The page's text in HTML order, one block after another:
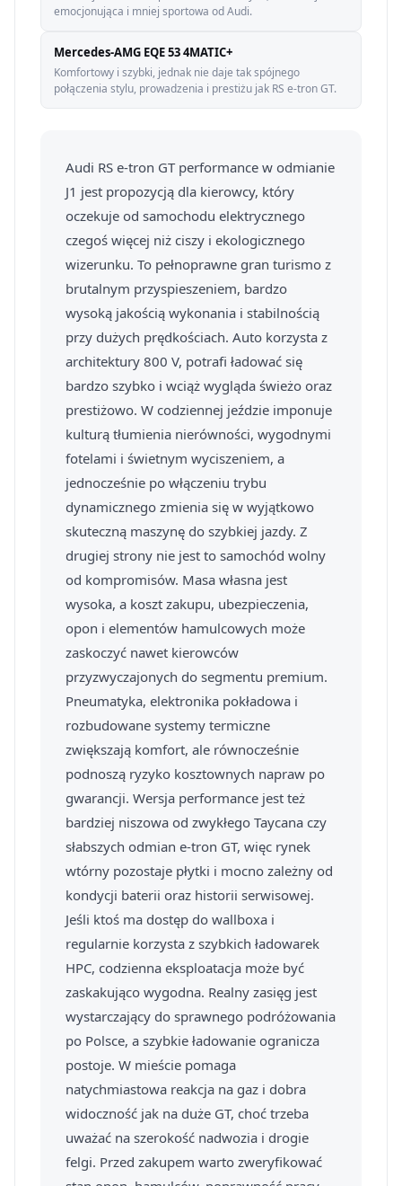
emocjonująca i mniej sportowa od Audi.
Mercedes-AMG EQE 53 4MATIC+
Komfortowy i szybki, jednak nie daje tak spójnego
połączenia stylu, prowadzenia i prestiżu jak RS e-tron GT.
Audi RS e-tron GT performance w odmianie
J1 jest propozycją dla kierowcy, który
oczekuje od samochodu elektrycznego
czegoś więcej niż ciszy i ekologicznego
wizerunku. To pełnoprawne gran turismo z
brutalnym przyspieszeniem, bardzo
wysoką jakością wykonania i stabilnością
przy dużych prędkościach. Auto korzysta z
architektury 800 V, potrafi ładować się
bardzo szybko i wciąż wygląda świeżo oraz
prestiżowo. W codziennej jeździe imponuje
kulturą tłumienia nierówności, wygodnymi
fotelami i świetnym wyciszeniem, a
jednocześnie po włączeniu trybu
dynamicznego zmienia się w wyjątkowo
skuteczną maszynę do szybkiej jazdy. Z
drugiej strony nie jest to samochód wolny
od kompromisów. Masa własna jest
wysoka, a koszt zakupu, ubezpieczenia,
opon i elementów hamulcowych może
zaskoczyć nawet kierowców
przyzwyczajonych do segmentu premium.
Pneumatyka, elektronika pokładowa i
rozbudowane systemy termiczne
zwiększają komfort, ale równocześnie
podnoszą ryzyko kosztownych napraw po
gwarancji. Wersja performance jest też
bardziej niszowa od zwykłego Taycana czy
słabszych odmian e-tron GT, więc rynek
wtórny pozostaje płytki i mocno zależny od
kondycji baterii oraz historii serwisowej.
Jeśli ktoś ma dostęp do wallboxa i
regularnie korzysta z szybkich ładowarek
HPC, codzienna eksploatacja może być
zaskakująco wygodna. Realny zasięg jest
wystarczający do sprawnego podróżowania
po Polsce, a szybkie ładowanie ogranicza
postoje. W mieście pomaga
natychmiastowa reakcja na gaz i dobra
widoczność jak na duże GT, choć trzeba
uważać na szerokość nadwozia i drogie
felgi. Przed zakupem warto zweryfikować